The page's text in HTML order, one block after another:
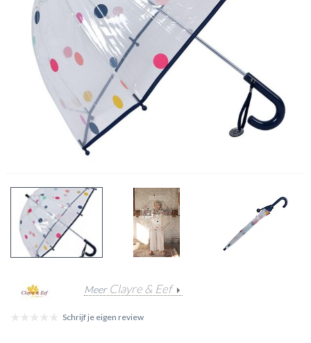
Meer Clayre & Eef
Schrijf je eigen review